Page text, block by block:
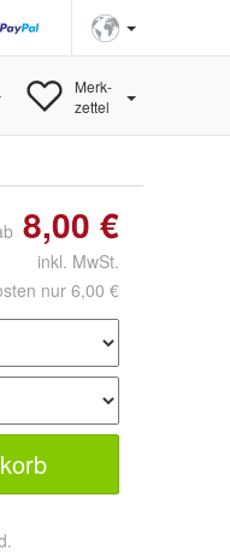
Merk-
zettel
8,00 €
inkl. MwSt.
nur 6,00 €